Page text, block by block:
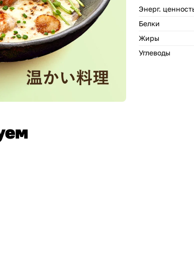
Энерг.
Белки
Жиры
Углеводы